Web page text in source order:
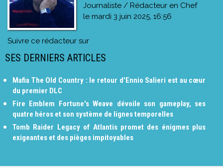
Journaliste / Rédacteur en Chef
le mardi 3 juin 2025, 16:56
Suivre ce rédacteur sur
SES DERNIERS ARTICLES
Mafia The Old Country : le retour d'Ennio Salieri est au cœur
du premier DLC
Fire Emblem Fortune's Weave dévoile son gameplay, ses
quatre héros et son système de lignes temporelles
Tomb Raider Legacy of Atlantis promet des énigmes plus
exigeantes et des pièges impitoyables